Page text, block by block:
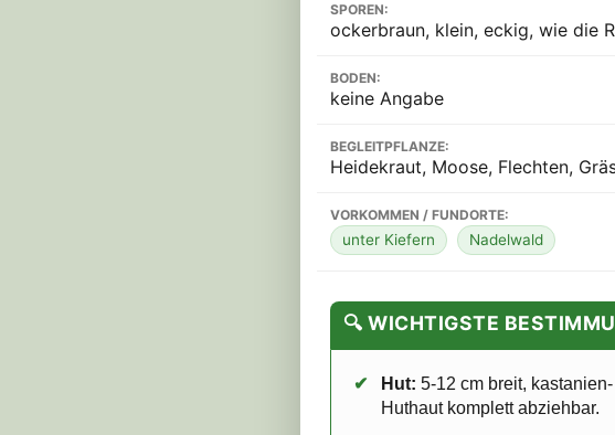
SPOREN:
ockerbraun, klein, eckig, wie die
BODEN:
keine Angabe
BEGLEITPFLANZE:
Heidekraut, Moose, Flechten,
VORKOMMEN / FUNDORTE:
unter Kiefern Nadelwald
🔍 WICHTIGSTE
✔ Hut: 5-12 cm breit,
Huthaut komplett abziehbar.